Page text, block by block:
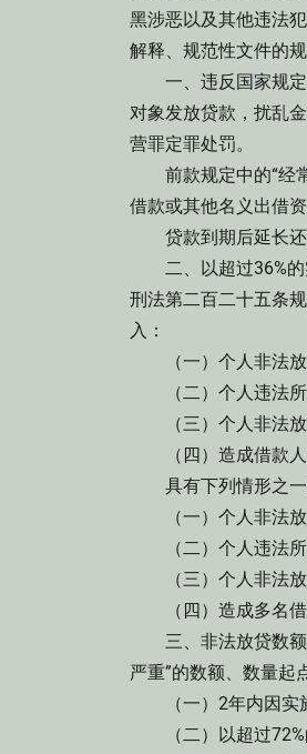
黑涉恶以及其他违法
解释、规范性文件的
一、违反国家规定
对象发放贷款，扰乱
营罪定罪处罚。
前款规定中的“经常
借款或其他名义出借资
贷款到期后延长还
二、以超过36%的
刑法第二百二十五条
入：
（一）个人非法放
（二）个人违法所
（三）个人非法放
（四）造成借款人
具有下列情形之一
（一）个人非法放
（二）个人违法所
（三）个人非法放
（四）造成多名借
三、非法放贷数额
严重”的数额、数量起
（一）2年内因实施
（二）以超过72%